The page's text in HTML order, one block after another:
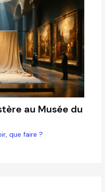
au Musée du
que faire ?